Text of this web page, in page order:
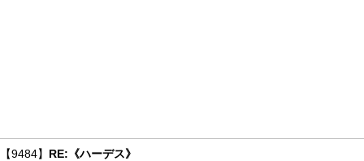
【9484】 RE:《ハーデス》